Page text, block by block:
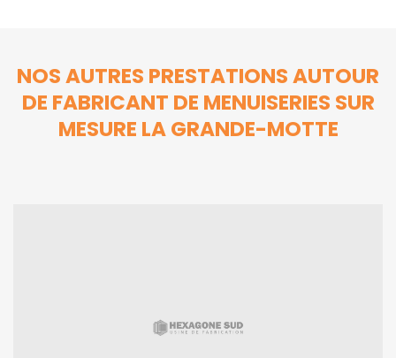
NOS AUTRES PRESTATIONS AUTOUR
DE FABRICANT DE MENUISERIES SUR
MESURE LA GRANDE-MOTTE